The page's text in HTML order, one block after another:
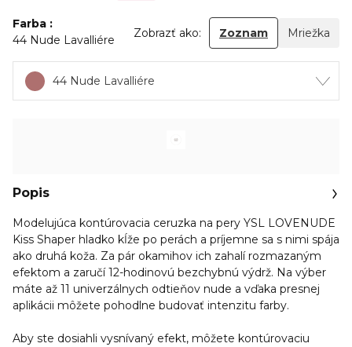
Farba
44 Nude Lavalliére
Zobrazť ako: Zoznam Mriežka
44 Nude Lavalliére
Popis
Modelujúca kontúrovacia ceruzka na pery YSL LOVENUDE
Kiss Shaper hladko kĺže po perách a príjemne sa s nimi spája
ako druhá koža. Za pár okamihov ich zahalí rozmazaným
efektom a zaručí 12-hodinovú bezchybnú výdrž. Na výber
máte až 11 univerzálnych odtieňov nude a vďaka presnej
aplikácii môžete pohodlne budovať intenzitu farby.
Aby ste dosiahli vysnívaný efekt, môžete kontúrovaciu